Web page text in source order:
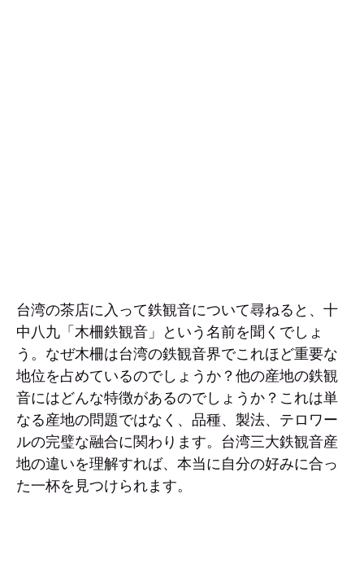
台湾の茶店に入って鉄観音について尋ねると、十
中八九「木柵鉄観音」という名前を聞くでしょ
う。なぜ木柵は台湾の鉄観音界でこれほど重要な
地位を占めているのでしょうか？他の産地の鉄観
音にはどんな特徴があるのでしょうか？これは単
なる産地の問題ではなく、品種、製法、テロワー
ルの完璧な融合に関わります。台湾三大鉄観音産
地の違いを理解すれば、本当に自分の好みに合っ
た一杯を見つけられます。